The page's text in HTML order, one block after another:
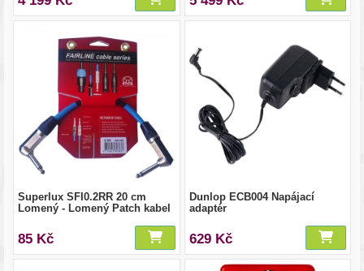
Superlux SFI0.2RR 20 cm
Lomený - Lomený Patch kabel
85 Kč
Dunlop ECB004 Napájací
adaptér
629 Kč